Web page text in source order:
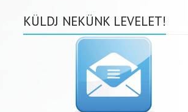
KÜLDJ NEKÜNK LEVELET!